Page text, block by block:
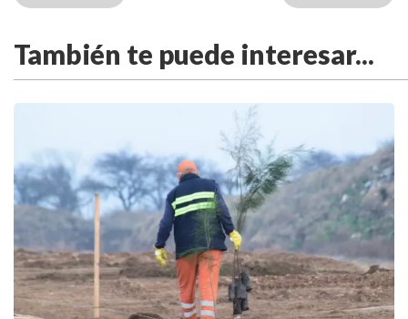
También te puede interesar...